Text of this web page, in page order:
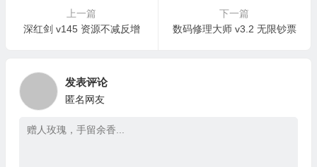
上一篇
深红剑 v145 资源不减反增
下一篇
数码修理大师 v3.2 无限钞票
发表评论
匿名网友